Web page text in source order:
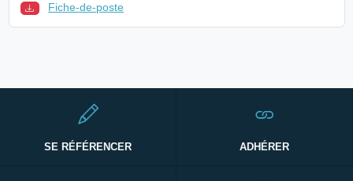
Fiche-de-poste
SE RÉFÉRENCER ADHÉRER